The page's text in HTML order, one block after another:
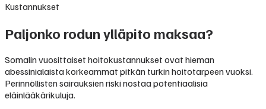
Kustannukset
Paljonko rodun ylläpito maksaa?
Somalin vuosittaiset hoitokustannukset ovat hieman
abessinialaista korkeammat pitkän turkin hoitotarpeen vuoksi.
Perinnöllisten sairauksien riski nostaa potentiaalisia
eläinlääkärikuluja.